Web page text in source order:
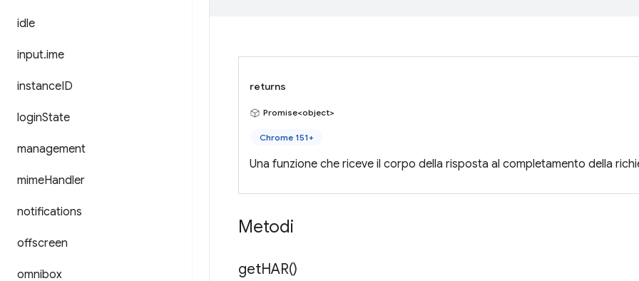
idle
input.ime
instanceID
loginState
management
mimeHandler
notifications
offscreen
omnibox
returns
Promise<object>
Chrome 151+
Una funzione che riceve il corpo della risposta al completamento della
Metodi
getHAR()